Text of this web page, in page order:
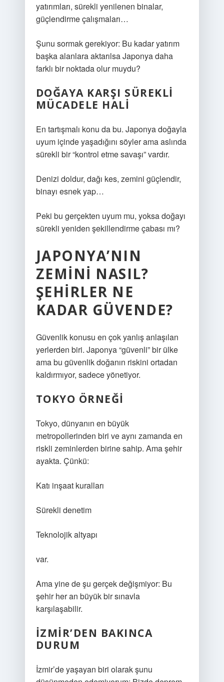
yatırımları, sürekli yenilenen binalar,
güçlendirme çalışmaları…
Şunu sormak gerekiyor: Bu kadar yatırım
başka alanlara aktarılsa Japonya daha
farklı bir noktada olur muydu?
DOĞAYA KARŞI SÜREKLI
MÜCADELE HALI
En tartışmalı konu da bu. Japonya doğayla
uyum içinde yaşadığını söyler ama aslında
sürekli bir “kontrol etme savaşı” vardır.
Denizi doldur, dağı kes, zemini güçlendir,
binayı esnek yap…
Peki bu gerçekten uyum mu, yoksa doğayı
sürekli yeniden şekillendirme çabası mı?
JAPONYA’NIN
ZEMINI NASIL?
ŞEHIRLER NE
KADAR GÜVENDE?
Güvenlik konusu en çok yanlış anlaşılan
yerlerden biri. Japonya “güvenli” bir ülke
ama bu güvenlik doğanın riskini ortadan
kaldırmıyor, sadece yönetiyor.
TOKYO ÖRNEĞI
Tokyo, dünyanın en büyük
metropollerinden biri ve aynı zamanda en
riskli zeminlerden birine sahip. Ama şehir
ayakta. Çünkü:
Katı inşaat kuralları
Sürekli denetim
Teknolojik altyapı
var.
Ama yine de şu gerçek değişmiyor: Bu
şehir her an büyük bir sınavla
karşılaşabilir.
İZMIR’DEN BAKINCA
DURUM
İzmir’de yaşayan biri olarak şunu